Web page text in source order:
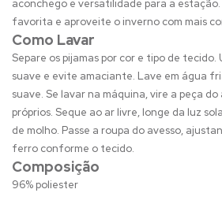
aconchego e versatilidade para a estação.
favorita e aproveite o inverno com mais
Como Lavar
Separe os pijamas por cor e tipo de
suave e evite amaciante. Lave em água
suave. Se lavar na máquina, vire a peça
próprios. Seque ao ar livre, longe da luz
de molho. Passe a roupa do avesso,
ferro conforme o tecido.
Composição
96% poliester